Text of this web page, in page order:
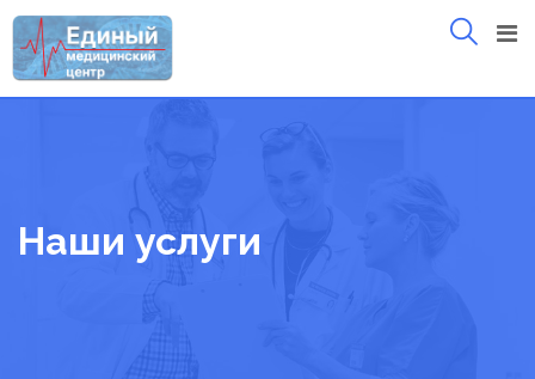
Skip
to
content
Наши услуги